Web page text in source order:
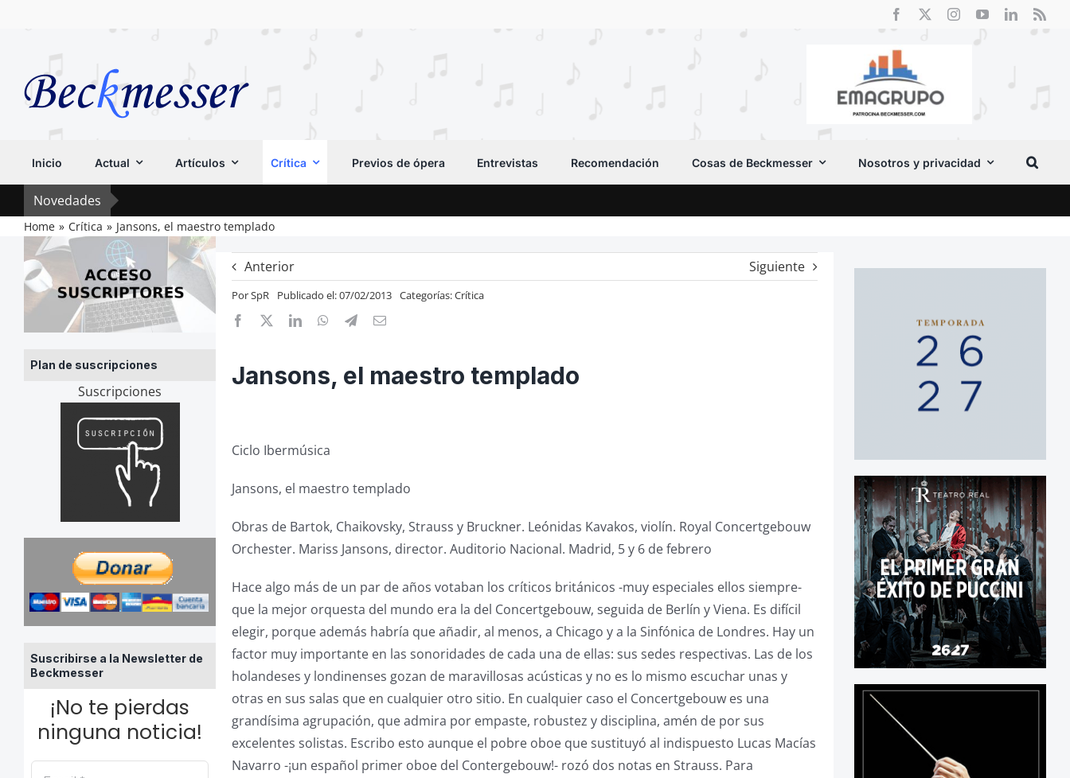
Inicio Actual Artículos Crítica Previos de ópera Entrevistas Recomendación Cosas de Beckmesser Nosotros y privacidad
Novedades
Home Crítica Jansons, el maestro templado
Plan de suscripciones
Suscripciones
Suscribirse a la Newsletter de
Beckmesser
¡No te pierdas
ninguna noticia!
Anterior Siguiente
PorSpR Publicado el: 07/02/2013 Categorías:Crítica
Jansons, el maestro templado
Ciclo Ibermúsica
Jansons, el maestro templado
Obras de Bartok, Chaikovsky, Strauss y Bruckner. Leónidas Kavakos, violín. Royal Concertgebouw
Orchester. Mariss Jansons, director. Auditorio Nacional. Madrid, 5 y 6 de febrero
Hace algo más de un par de años votaban los críticos británicos -muy especiales ellos siempre-
que la mejor orquesta del mundo era la del Concertgebouw, seguida de Berlín y Viena. Es difícil
elegir, porque además habría que añadir, al menos, a Chicago y a la Sinfónica de Londres. Hay un
factor muy importante en las sonoridades de cada una de ellas: sus sedes respectivas. Las de los
holandeses y londinenses gozan de maravillosas acústicas y no es lo mismo escuchar unas y
otras en sus salas que en cualquier otro sitio. En cualquier caso el Concertgebouw es una
grandísima agrupación, que admira por empaste, robustez y disciplina, amén de por sus
excelentes solistas. Escribo esto aunque el pobre oboe que sustituyó al indispuesto Lucas Macías
Navarro -¡un español primer oboe del Contergebouw!- rozó dos notas en Strauss. Para